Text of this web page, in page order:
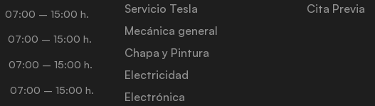
07:00 – 15:00 h.
07:00 – 15:00 h.
07:00 – 15:00 h.
07:00 – 15:00 h.
Servicio Tesla
Mecánica general
Chapa y Pintura
Electricidad
Electrónica
Cita Previa